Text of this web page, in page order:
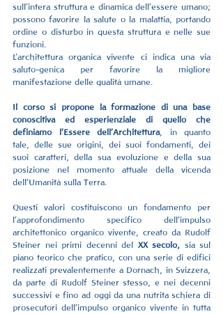
sull’intera struttura e dinamica dell'essere umano;
possono favorire la salute o la malattia, portando
ordine o disturbo in questa struttura e nelle sue
funzioni.
L’architettura organica vivente ci indica una via
saluto-genica per favorire la migliore
manifestazione delle qualità umane.
Il corso si propone la formazione di una base
conoscitiva ed esperienziale di quello che
definiamo l’Essere dell’Architettura, in quanto
tale, delle sue origini, dei suoi fondamenti, dei
suoi caratteri, della sua evoluzione e della sua
posizione nel momento attuale della vicenda
dell’Umanità sulla Terra.
Questi valori costituiscono un fondamento per
l’approfondimento specifico dell’impulso
architettonico organico vivente, creato da Rudolf
Steiner nei primi decenni del XX secolo, sia sul
piano teorico che pratico, con una serie di edifici
realizzati prevalentemente a Dornach, in Svizzera,
da parte di Rudolf Steiner stesso, e nei decenni
successivi e fino ad oggi da una nutrita schiera di
prosecutori dell’impulso organico vivente in tutta